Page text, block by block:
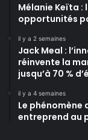
Mélanie Keïta :
opportunités
il y a 2 semaines
Jack Meal :
réinvente la
jusqu’à 70 %
il y a 4 semaines
Le phénomène
entreprend au